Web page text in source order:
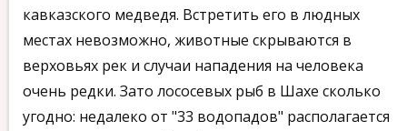
кавказского медведя. Встретить его в людных
местах невозможно, животные скрываются в
верховьях рек и случаи нападения на человека
очень редки. Зато лососевых рыб в Шахе сколько
угодно: недалеко от "33 водопадов" располагается